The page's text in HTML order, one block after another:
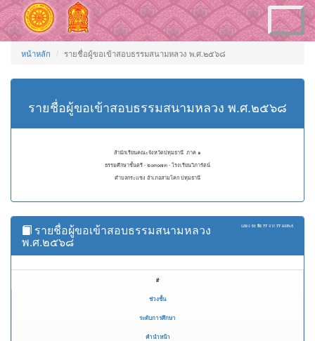
Toggle
navigation
หน้าหลัก รายชื่อผู้ขอเข้าสอบธรรมสนามหลวง พ.ศ.๒๕๖๘
รายชื่อผู้ขอเข้าสอบธรรมสนามหลวง พ.ศ.๒๕๖๘
สำนักเรียนคณะจังหวัดปทุมธานี ภาค ๑
ธรรมศึกษาชั้นตรี - ๒๐๓๐๗๓ - โรงเรียนวิภารัตน์
ตำบลกระแชง อำเภอสามโคก ปทุมธานี
แสดง 51 ถึง 77 จาก 77 ผลลัพธ์
รายชื่อผู้ขอเข้าสอบธรรมสนามหลวง
พ.ศ.๒๕๖๘
#
ช่วงชั้น
ระดับการศึกษา
คำนำหน้า